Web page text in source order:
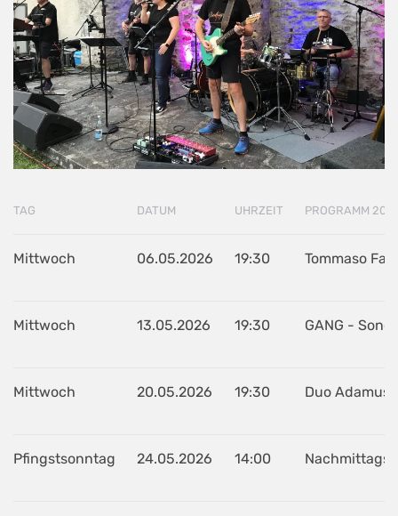
TAG DATUM UHRZEIT PROGRAMM
Mittwoch 06.05.2026 19:30 Tommaso
Mittwoch 13.05.2026 19:30 GANG -
Mittwoch 20.05.2026 19:30 Duo Adamus
Pfingstsonntag 24.05.2026 14:00